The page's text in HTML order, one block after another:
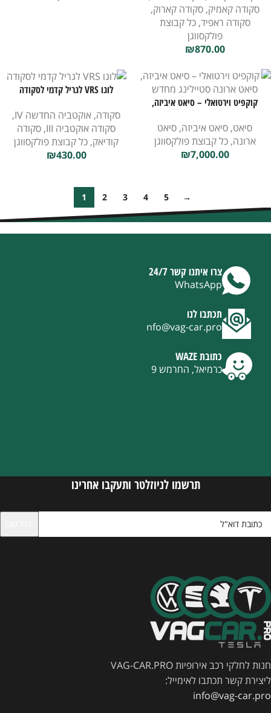
סקודה קאמיק, סקודה קארוק,
סקודה ראפיד, כל קבוצת
פולקסווגן
₪870.00
קוקפיט וירטואלי – סיאט איביזה,
סיאט, סיאט איביזה, סיאט
ארונה, כל קבוצת פולקסווגן
₪7,000.00
לוגו VRS לגריל קדמי לסקודה
סקודה, אוקטביה החדשה IV
,
סקודה אוקטביה III
, סקודה
קודיאק, כל קבוצת פולקסווגן
₪430.00
1 2 3 4 5 →
צרו איתנו קשר 24/7
WhatsApp
תכתבו לנו
nfo@vag-car.pro
כתובת WAZE
כרמיאל, החרמש 9
תרשמו לניוזלטר ותעקבו אחרינו
חנות לחלקי רכב אירופיות VAG-CAR.PRO
ליצירת קשר תכתבו לאימייל:
info@vag-car.pro